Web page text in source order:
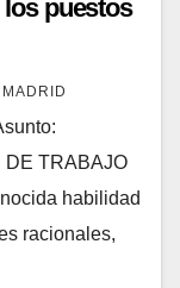
puestos
DE TRABAJO
habilidad
racionales,